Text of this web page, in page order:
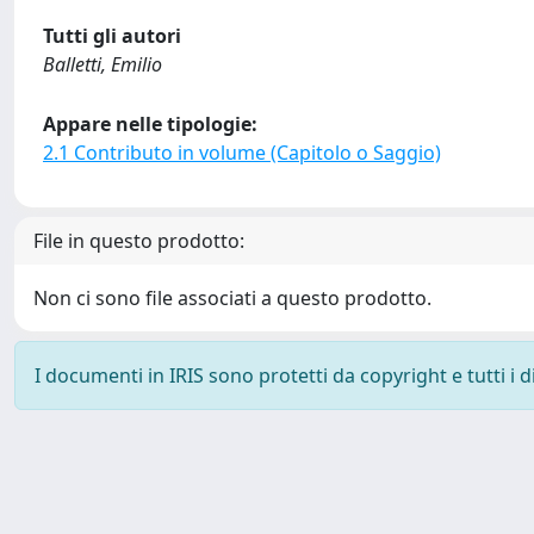
Tutti gli autori
Balletti, Emilio
Appare nelle tipologie:
2.1 Contributo in volume (Capitolo o Saggio)
File in questo prodotto:
Non ci sono file associati a questo prodotto.
I documenti in IRIS sono protetti da copyright e tutti i